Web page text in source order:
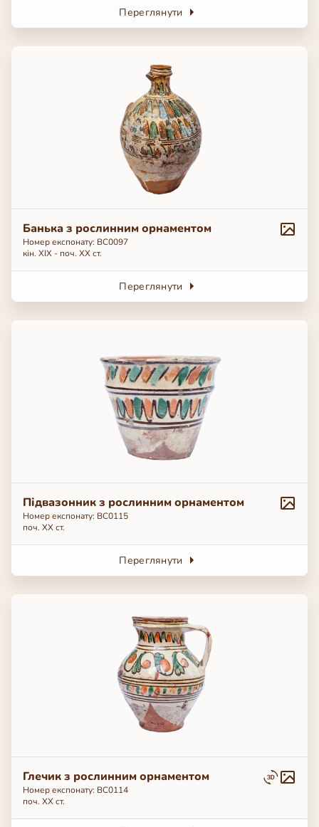
Переглянути
Банька з рослинним орнаментом
Номер експонату: BC0097
кін. ХІХ - поч. ХХ ст.
Переглянути
Підвазонник з рослинним орнаментом
Номер експонату: ВС0115
поч. ХХ ст.
Переглянути
Глечик з рослинним орнаментом
Номер експонату: ВС0114
поч. ХХ ст.